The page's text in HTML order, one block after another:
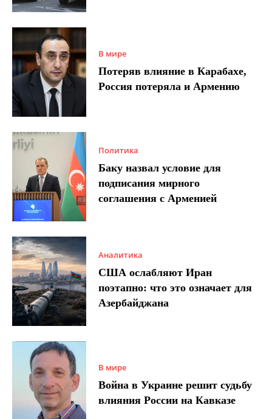
В мире
Потеряв влияние в Карабахе,
Россия потеряла и Армению
Политика
Баку назвал условие для
подписания мирного
соглашения с Арменией
Аналитика
США ослабляют Иран
поэтапно: что это означает для
Азербайджана
В мире
Война в Украине решит судьбу
влияния России на Кавказе